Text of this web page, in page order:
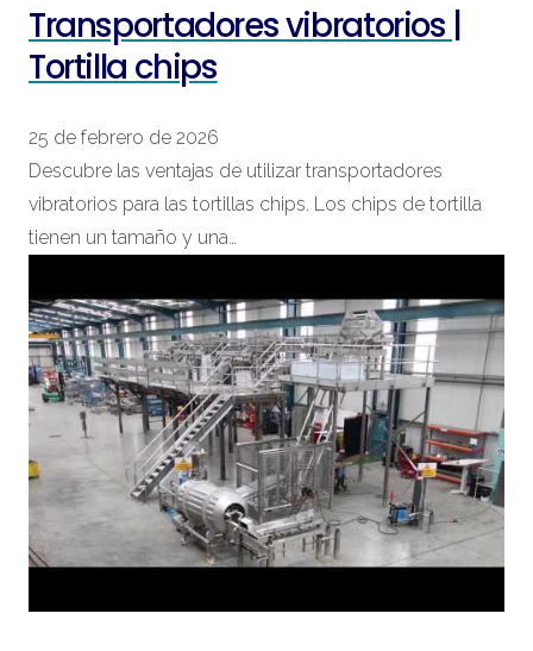
Transportadores vibratorios |
Tortilla chips
25 de febrero de 2026
Descubre las ventajas de utilizar transportadores
vibratorios para las tortillas chips. Los chips de tortilla
tienen un tamaño y una…